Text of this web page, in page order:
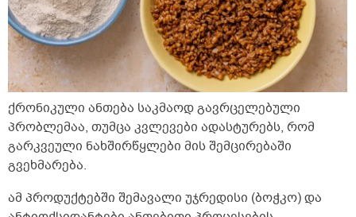
ქრონიკული ანთება საკმაოდ გავრცელებული
პრობლემაა, თუმცა კვლევები ადასტურებს, რომ
გარკვეული ნახშირწყლები მის შემცირებაში
გვეხმარება.
ამ პროდუქტებში შემავალი უჯრედისი (ბოჭკო) და